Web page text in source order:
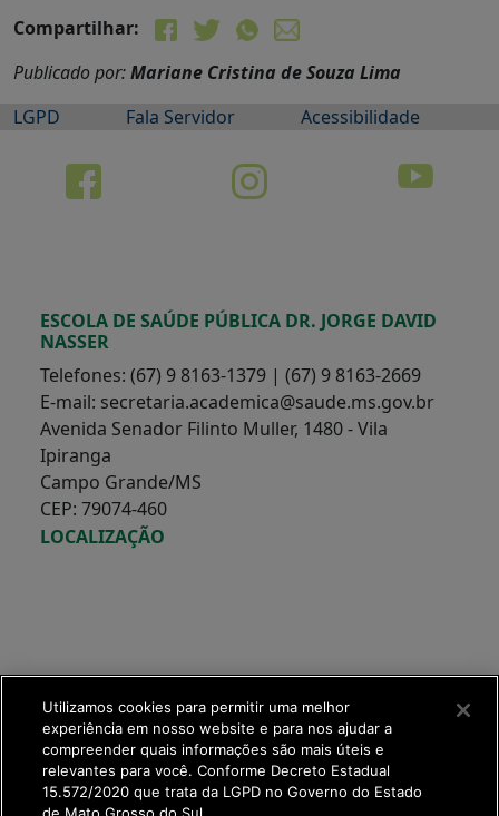
Compartilhar:
Publicado por:Mariane Cristina de Souza Lima
LGPD
Fala Servidor Acessibilidade
ESCOLA DE SAÚDE PÚBLICA DR. JORGE DAVID
NASSER
Telefones: (67) 9 8163-1379 | (67) 9 8163-2669
E-mail: secretaria.academica@saude.ms.gov.br
Avenida Senador Filinto Muller, 1480 - Vila
Ipiranga
Campo Grande/MS
CEP: 79074-460
LOCALIZAÇÃO
Utilizamos cookies para permitir uma melhor
experiência em nosso website e para nos ajudar a
compreender quais informações são mais úteis e
relevantes para você. Conforme Decreto Estadual
15.572/2020 que trata da LGPD no Governo do Estado